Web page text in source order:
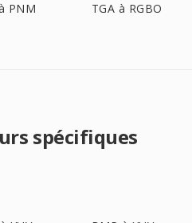
PNM TGA à RGBO
spécifiques